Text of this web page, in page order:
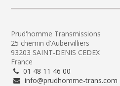
Prud'homme Transmissions
25 chemin d'Aubervilliers
93203 SAINT-DENIS CEDEX
France
01 48 11 46 00
info@prudhomme-trans.com